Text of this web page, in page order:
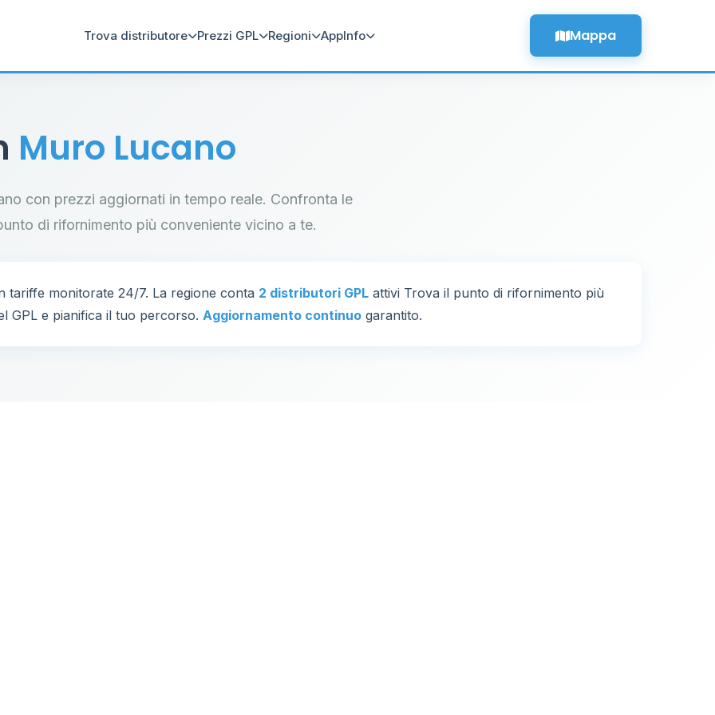
Trova distributore Prezzi GPL Regioni AppInfo Mappa
Muro Lucano
con prezzi aggiornati in tempo reale. Confronta le
di rifornimento più conveniente vicino a te.
tariffe monitorate 24/7. La regione conta 2 distributori GPL attivi Trova il punto di rifornimento più
GPL e pianifica il tuo percorso. Aggiornamento continuo garantito.